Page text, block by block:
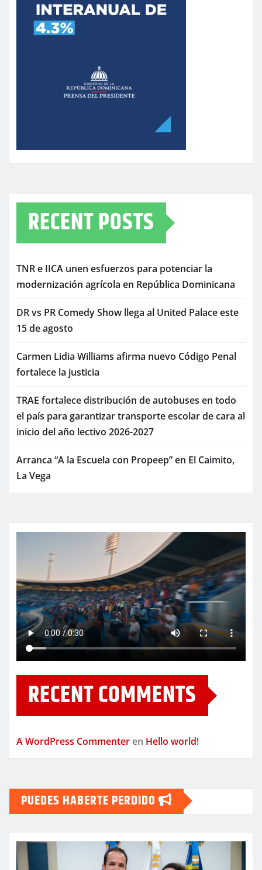
RECENT POSTS
TNR e IICA unen esfuerzos para potenciar la
modernización agrícola en República Dominicana
DR vs PR Comedy Show llega al United Palace este
15 de agosto
Carmen Lidia Williams afirma nuevo Código Penal
fortalece la justicia
TRAE fortalece distribución de autobuses en todo
el país para garantizar transporte escolar de cara al
inicio del año lectivo 2026-2027
Arranca “A la Escuela con Propeep” en El Caimito,
La Vega
RECENT COMMENTS
A WordPress Commenter en Hello world!
PUEDES HABERTE PERDIDO